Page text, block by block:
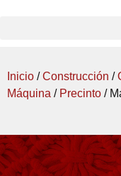
Inicio /Construcción /
Máquina / Precinto /